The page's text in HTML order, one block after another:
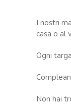
I nostri
casa o al
Ogni
Non hai